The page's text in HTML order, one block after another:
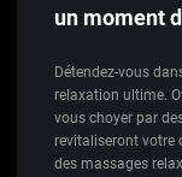
un moment
Détendez-vous
relaxation ultime.
vous choyer par
revitaliseront votre
des massages